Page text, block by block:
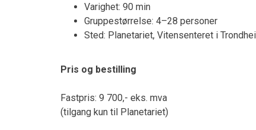
Varighet: 90 min
Gruppestørrelse: 4–28 personer
Sted: Planetariet, Vitensenteret i
Pris og bestilling
Fastpris: 9 700,- eks. mva
(tilgang kun til Planetariet)